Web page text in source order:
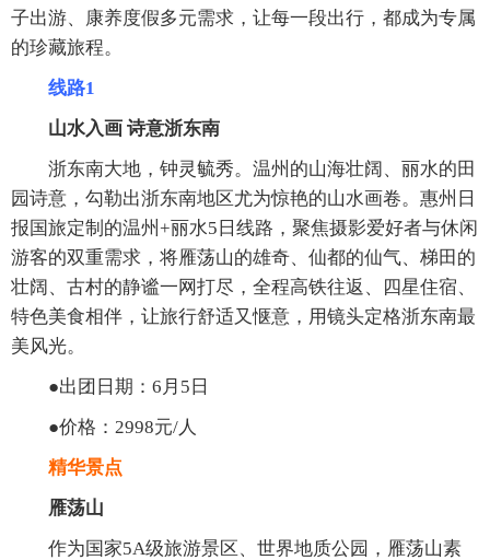
子出游、康养度假多元需求，让每一段出行，都成为专属
的珍藏旅程。
线路1
山水入画 诗意浙东南
浙东南大地，钟灵毓秀。温州的山海壮阔、丽水的田
园诗意，勾勒出浙东南地区尤为惊艳的山水画卷。惠州日
报国旅定制的温州+丽水5日线路，聚焦摄影爱好者与休闲
游客的双重需求，将雁荡山的雄奇、仙都的仙气、梯田的
壮阔、古村的静谧一网打尽，全程高铁往返、四星住宿、
特色美食相伴，让旅行舒适又惬意，用镜头定格浙东南最
美风光。
●出团日期：6月5日
●价格：2998元/人
精华景点
雁荡山
作为国家5A级旅游景区、世界地质公园，雁荡山素